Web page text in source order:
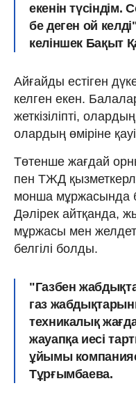
екенін түсіндім.
бе деген ой
келіншек Бақыт
Айғайды естіген
келген екен.
жеткізіліпті,
олардың өміріне
Төтенше жағдай
пен ТЖД
монша мұржасында
Дәлірек айтқанда,
мұржасы мен
белгілі болды.
"Газбен
газ
техникалық
жауапқа иесі
ұйымы
Тұрғымбаева.